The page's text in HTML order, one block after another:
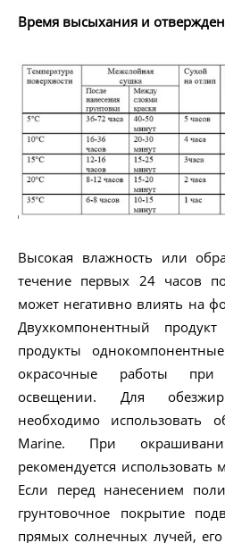
Время высыхания и
Высокая влажность или
течение первых 24 часов
может негативно влиять на
Двухкомпонентный
продукты
окрасочные работы
освещении. Для
необходимо использовать
Marine. При
рекомендуется использовать
Если перед нанесением
грунтовочное покрытие
прямых солнечных лучей,